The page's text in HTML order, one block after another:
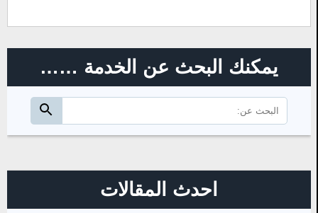
يمكنك البحث عن الخدمة ……
البحث
عن:
ابحث
احدث المقالات